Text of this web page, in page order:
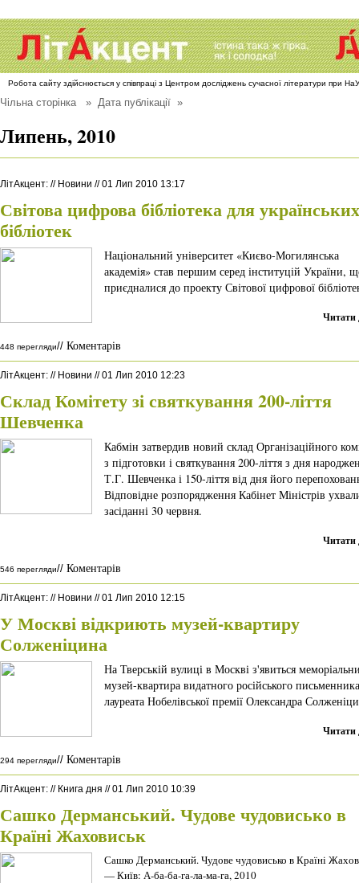
Робота сайту здійснюється у співпраці з Центром досліджень сучасної літератури при
Чільна сторінка» Дата публікації »
Липень, 2010
ЛітАкцент: // Новини //01 Лип 2010 13:17
Світова цифрова бібліотека для українських
бібліотек
Національний університет «Києво-Могилянська
академія» став першим серед інституцій України,
приєдналися до проекту Світової цифрової
Читати
448 перегляди// Коментарів
ЛітАкцент: // Новини //01 Лип 2010 12:23
Склад Комітету зі святкування 200-ліття
Шевченка
Кабмін затвердив новий склад Організаційного
з підготовки і святкування 200-ліття з дня
Т.Г. Шевченка і 150-ліття від дня його
Відповідне розпорядження Кабінет Міністрів
засіданні 30 червня.
Читати
546 перегляди// Коментарів
ЛітАкцент: // Новини //01 Лип 2010 12:15
У Москві відкриють музей-квартиру
Солженіцина
На Тверській вулиці в Москві з'явиться
музей-квартира видатного російського
лауреата Нобелівської премії Олександра
Читати
294 перегляди// Коментарів
ЛітАкцент: // Книга дня //01 Лип 2010 10:39
Сашко Дерманський. Чудове чудовисько в
Країні Жаховиськ
Сашко Дерманський. Чудове чудовисько в Країні
— Київ: А-ба-ба-га-ла-ма-га, 2010